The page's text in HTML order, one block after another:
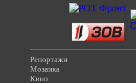
Репортажи
Мозаика
Кино